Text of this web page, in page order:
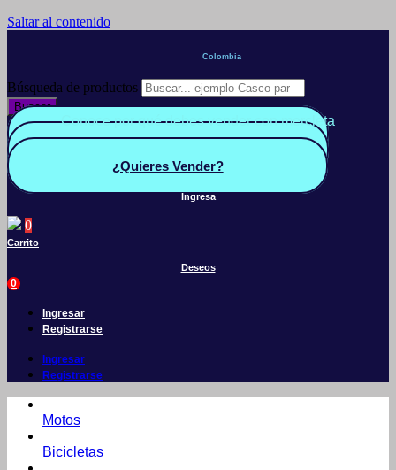
Saltar al contenido
Colombia
Búsqueda de productos
Buscar
Conoce por qué debes vender con mercleta
Quiero Vender
¿Quieres Vender?
Ingresa
0
Carrito
Deseos
0
Ingresar
Registrarse
Ingresar
Registrarse
Motos
Bicicletas